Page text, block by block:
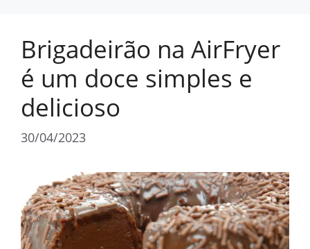
Brigadeirão na AirFryer
é um doce simples e
delicioso
30/04/2023